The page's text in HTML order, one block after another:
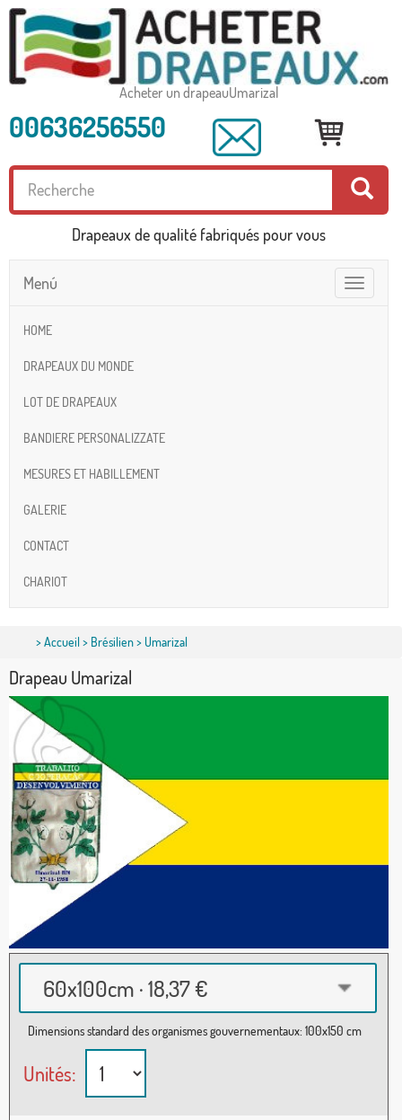
Acheter un drapeauUmarizal
00636256550
Drapeaux de qualité fabriqués pour vous
Toggle
navigation
Menú
HOME
DRAPEAUX DU MONDE
LOT DE DRAPEAUX
BANDIERE PERSONALIZZATE
MESURES ET HABILLEMENT
GALERIE
CONTACT
CHARIOT
>Accueil> Brésilien> Umarizal
Drapeau Umarizal
60x100cm · 18,37 €
Dimensions standard des organismes gouvernementaux: 100x150 cm
Unités: